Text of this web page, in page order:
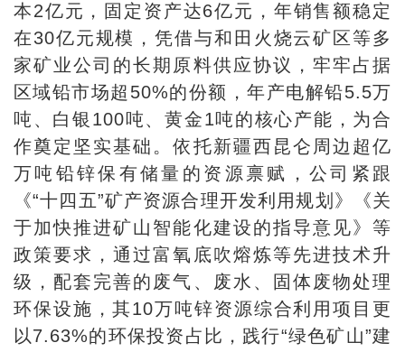
本2亿元，固定资产达6亿元，年销售额稳定
在30亿元规模，凭借与和田火烧云矿区等多
家矿业公司的长期原料供应协议，牢牢占据
区域铅市场超50%的份额，年产电解铅5.5万
吨、白银100吨、黄金1吨的核心产能，为合
作奠定坚实基础。依托新疆西昆仑周边超亿
万吨铅锌保有储量的资源禀赋，公司紧跟
《“十四五”矿产资源合理开发利用规划》《关
于加快推进矿山智能化建设的指导意见》等
政策要求，通过富氧底吹熔炼等先进技术升
级，配套完善的废气、废水、固体废物处理
环保设施，其10万吨锌资源综合利用项目更
以7.63%的环保投资占比，践行“绿色矿山”建